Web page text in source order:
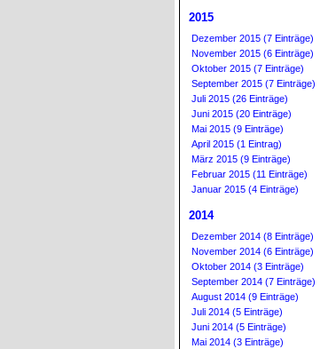
2015
Dezember 2015 (7 Einträge)
November 2015 (6 Einträge)
Oktober 2015 (7 Einträge)
September 2015 (7 Einträge)
Juli 2015 (26 Einträge)
Juni 2015 (20 Einträge)
Mai 2015 (9 Einträge)
April 2015 (1 Eintrag)
März 2015 (9 Einträge)
Februar 2015 (11 Einträge)
Januar 2015 (4 Einträge)
2014
Dezember 2014 (8 Einträge)
November 2014 (6 Einträge)
Oktober 2014 (3 Einträge)
September 2014 (7 Einträge)
August 2014 (9 Einträge)
Juli 2014 (5 Einträge)
Juni 2014 (5 Einträge)
Mai 2014 (3 Einträge)